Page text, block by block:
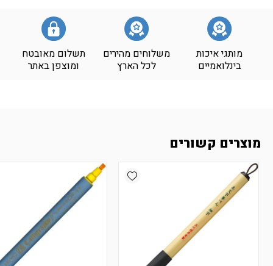
מותגי איכות
בינלואמיים
משלוחים מהירים
לכל הארץ
תשלום מאובטח
ומוצפן באתר
מוצרים קשורים
Add wishlist